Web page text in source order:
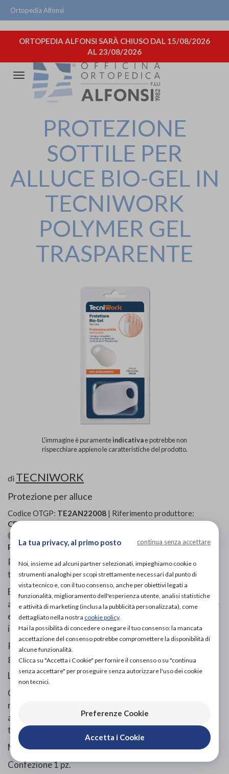
Ortopedia Alfonsi
ORTOPEDIA ALFONSI SARÀ CHIUSO DAL 15/08/2026
AL 23/08/2026
Attiva/disattiva
navigazione
PROTEZIONE
SOTTILE PER
ALLUCE BIO-GEL IN
TECNIWORK
POLYMER GEL
TRASPARENTE
L'immagine è puramenteindicativae potrebbe non
rispecchiare appieno le caratteristiche del prodotto.
di TECNIWORK
Protezione per alluce
Codice OTGP: TE2AN22008 | Riferimento produttore:
CB104B| Codice Nomenclatore tariffario:06.12.03
plantari» Cura del piede
Protezione per l'alluce in Tecniwork Polymer Gel
trasparente.
Estremamente sottile, indeformabile ed elastico, si
applica al 1° dito grazie ad un anello. Allevia la pressione
esercitata dalla calzatura sull'alluce, senza creare
ingombro.
Procura una immediata sensazione di sollievo per la sua
gradevole morbidezza e funzione protettiva.
Lavabile e riutilizzabile.
Corretto mantenimento: lavare con acqua e sapone
neutro, asciugare tamponando con un panno o lasciare
asciugare all'aria. Cospargere abbondantemente di
talco.
Misura Unica.
Confezione 1 pz.
La tua privacy, al primo posto continua senza accettare
Noi, insieme ad alcuni partner selezionati, impieghiamo cookie o
strumenti analoghi per scopi strettamente necessari dal punto di
vista tecnico e, con il tuo consenso, anche per obiettivi legati a
funzionalità, miglioramento dell'esperienza utente, analisi statistiche
e attività di marketing (inclusa la pubblicità personalizzata), come
dettagliato nella nostra cookie policy.
Hai la possibilità di concedere o negare il tuo consenso: la mancata
accettazione del consenso potrebbe compromettere la disponibilità di
alcune funzionalità.
Clicca su "Accetta i Cookie" per fornire il consenso o su "continua
senza accettare" per proseguire senza autorizzare l'uso dei cookie
non tecnici.
Preferenze Cookie
Accetta i Cookie